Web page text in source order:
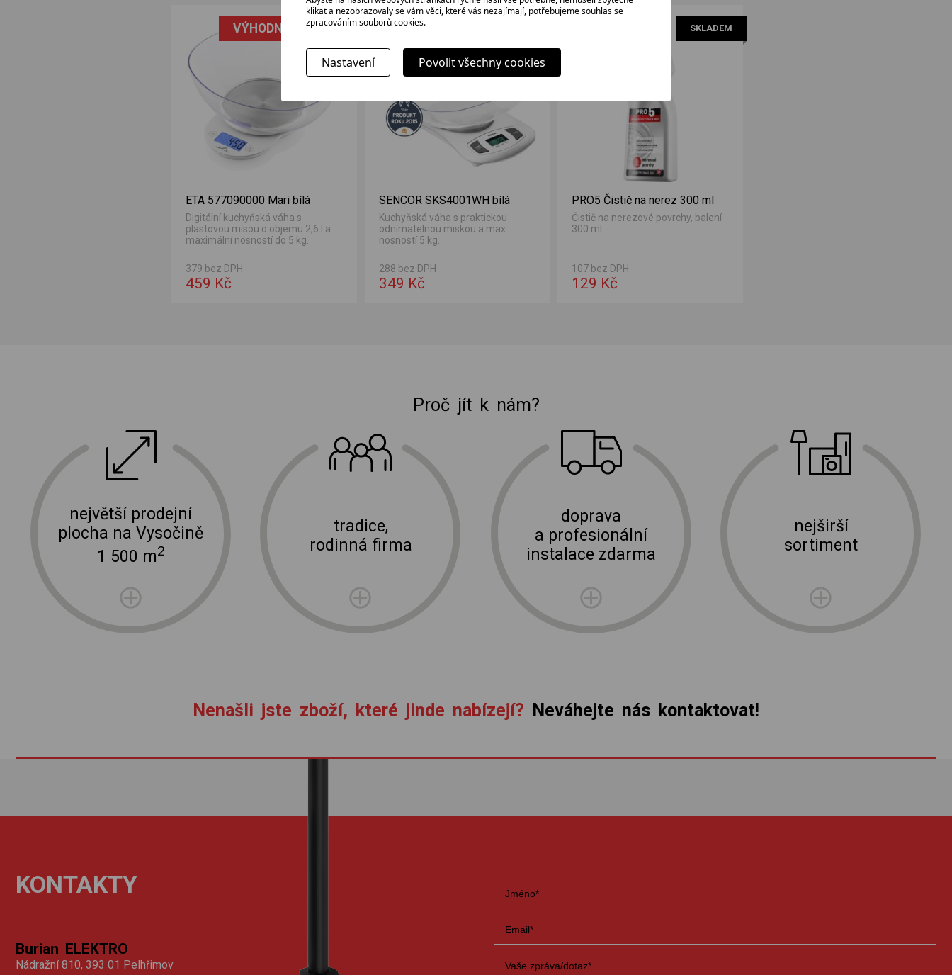
VÝHODNÁ NABÍDKA
ETA 577090000 Mari bílá
Digitální kuchyňská váha s
plastovou mísou o objemu 2,6 l a
maximální nosností do 5 kg.
379 bez DPH
459 Kč
SENCOR SKS4001WH bílá
Kuchyňská váha s praktickou
odnímatelnou miskou a max.
nosností 5 kg.
288 bez DPH
349 Kč
SKLADEM
PRO5 Čistič na nerez 300 ml
Čistič na nerezové povrchy, balení
300 ml.
107 bez DPH
129 Kč
Proč jít k nám?
největší prodejní
plocha na Vysočině
1 500 m2
tradice,
rodinná firma
doprava
a profesionální
instalace zdarma
doprava a instalace elektro zařízení
nejširší
sortiment
E-shop Elektro Burian
Nenašli jste zboží, které jinde nabízejí? Neváhejte nás kontaktovat!
KONTAKTY
Burian ELEKTRO
Nádražní 810, 393 01 Pelhřimov
klikat a nezobrazovaly se vám věci, které vás nezajímají, potřebujeme souhlas se
zpracováním souborů cookies.
Nastavení Povolit všechny cookies